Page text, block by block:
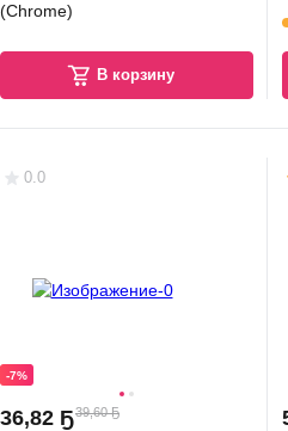
(Chrome)
В корзину
0.0
-7%
36,82 Ҕ39,60 Ҕ